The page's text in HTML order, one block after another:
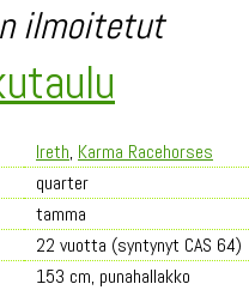
ilmoitetut
Ireth, Karma Racehorses
quarter
tamma
22 vuotta (syntynyt CAS 64)
153 cm, punahallakko